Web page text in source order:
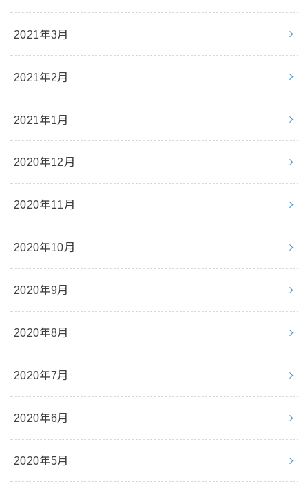
2021年3月
2021年2月
2021年1月
2020年12月
2020年11月
2020年10月
2020年9月
2020年8月
2020年7月
2020年6月
2020年5月